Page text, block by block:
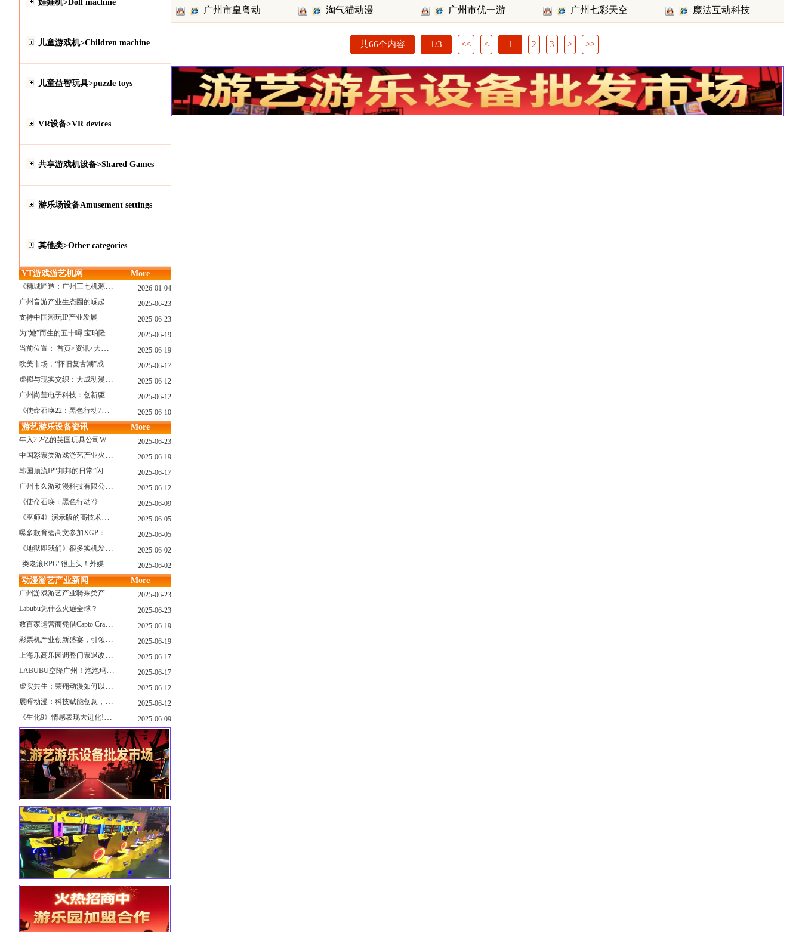
娃娃机>Doll machine
儿童游戏机>Children machine
儿童益智玩具>puzzle toys
VR设备>VR devices
共享游戏机设备>Shared Games
游乐场设备Amusement settings
其他类>Other categories
YT游戏游艺机网
More
《穗城匠造：广州三七机源头的工厂店密码》
2026-01-04
广州音游产业生态圈的崛起
2025-06-23
支持中国潮玩IP产业发展
2025-06-23
为“她”而生的五十噚 宝珀隆重推出全新五十噚女士潜水腕表 2025-06-19
当前位置： 首页>资讯>大型游戏展览和新游戏厅6月大温揭幕 大型游戏展览和新游戏厅6月大温揭幕 2025-06-19
欧美市场，“怀旧复古潮”成今年爆火！ 2025-06-17
虚拟与现实交织：大成动漫如何用"数字工匠精神"重塑游艺产业价值生态 2025-06-12
广州尚莹电子科技：创新驱动，引领游艺产业智能化新浪潮 2025-06-12
《使命召唤22：黑色行动7》战役模式传闻引不满:玩家将扮演无名士兵 2025-06-10
游艺游乐设备资讯
More
年入2.2亿的英国玩具公司Wow! Stuff被收购！
2025-06-23
中国彩票类游戏游艺产业火红现状深度分析 2025-06-19
韩国顶流IP“邦邦的日常”闪现深圳 2025-06-17
广州市久游动漫科技有限公司：创新驱动，引领游艺产业新浪潮 2025-06-12
《使命召唤：黑色行动7》问题多多：或将重蹈覆辙 2025-06-09
《巫师4》演示版的高技术力能在PS5上复现吗？数毛社以为很有或许！ 2025-06-05
曝多款育碧高文参加XGP：《星球大战：亡命之徒》、《阿凡达：潘多拉边境》、《刺客信条：影》等 2025-06-05
《地狱即我们》很多实机发布！虚幻5的地狱级画质！ 2025-06-02
"类老滚RPG"很上头！外媒盛赞新作《污痕圣杯》 2025-06-02
动漫游艺产业新闻
More
广州游戏游艺产业骑乘类产品的创新革命与沉浸式体验升级
2025-06-23
Labubu凭什么火遍全球？
2025-06-23
数百家运营商凭借Capto Crane娃娃机赢得玩家青睐——您呢？ 2025-06-19
彩票机产业创新盛宴，引领数字娱乐新潮流 2025-06-19
上海乐高乐园调整门票退改政策，多项“全球首发”引关注 2025-06-17
LABUBU空降广州！泡泡玛特快闪店限时开启 2025-06-17
虚实共生：荣翔动漫如何以"科技+文化"双轮驱动重塑游艺产业新生态 2025-06-12
展晖动漫：科技赋能创意，打造沉浸式游艺新体验 2025-06-12
《生化9》情感表现大进化!眼神、颤抖细节拉满！ 2025-06-09
乐设备有 漫科技有 游乐设备 乐科技有 子有限
广州市皇粤动 淘气猫动漫 广州市优一游
戏设备有
广州七彩天空
科技有限
魔法互动科技
共66个内容 1/3 << < 1 2 3 > >>